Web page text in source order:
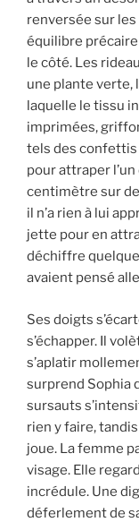
renversée sur
équilibre précaire
le côté. Les
une plante verte,
laquelle le tissu
imprimées,
tels des confettis
pour attraper l’un
centimètre sur
il n’a rien à lui
jette pour en
déchiffre
avaient pensé
Ses doigts
s’échapper. Il
s’aplatir
surprend Sophia
sursauts
rien y faire,
joue. La femme
visage. Elle
incrédule. Une
déferlement de